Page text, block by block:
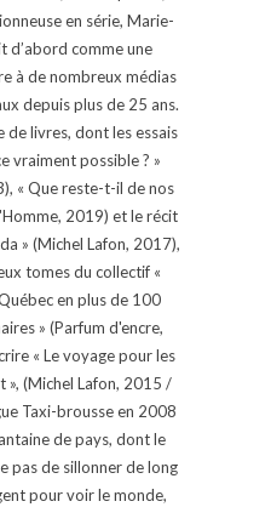
en série, Marie-
d’abord comme une
à de nombreux médias
depuis plus de 25 ans.
de livres, dont les essais
vraiment possible ? »
« Que reste-t-il de nos
2019) et le récit
» (Michel Lafon, 2017),
tomes du collectif «
en plus de 100
» (Parfum d'encre,
« Le voyage pour les
(Michel Lafon, 2015 /
Taxi-brousse en 2008
de pays, dont le
pas de sillonner de long
pour voir le monde,